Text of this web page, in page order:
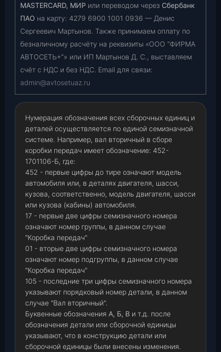
MASTERCARD, МИР или переводом через Сбербанк
ПАО на карту: 4279 6900 1001 0936 — Денис
Сергеевич Мартынов. Также принимаем оплату по
безналичному расчёту на реквизиты «ООО “ФИРМА
АВТОСЕТЬ+”» или ИП Мартынов Д. С., выставляем
счёт с НДС и без НДС. Email для связи:
admin@avtosetuaz.ru
Нумерация обозначения всех сборочных единиц и
деталей осуществляется по единой семизначной
системе. Например, вал вторичный в сборе
коробки передач имеет обозначение: 452-
1701106-Б, где:
452 - первые цифры до тире означают модель
автомобиля или, в деталях двигателя, шасси,
кузова, соответственно, модель двигателя, шасси
или кузова (кабины) автомобиля.
17 - первые две цифры семизначного номера
означают номер группы, в данном случае
"Коробка передач"
01 - вторые две цифры семизначного номера
означают номер подгруппы, в данном случае
"Коробка передач"
105 - последние три цифры семизначного номера
указывают порядковый номер детали, в данном
случае "Вал вторичный".
Буквенные обозначения А, Б, В и т.д. после
обозначения детали или сборочной единицы
указывают, что в конструкцию детали или
сборочной единицы были внесены изменения.